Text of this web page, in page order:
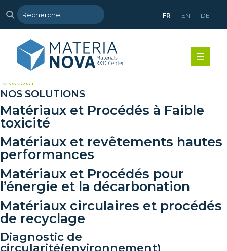
FR EN DE
Retour
NOS SOLUTIONS
Matériaux et Procédés à Faible
toxicité
Matériaux et revêtements hautes
performances
Matériaux et Procédés pour
l’énergie et la décarbonation
Matériaux circulaires et procédés
de recyclage
Diagnostic de
circularité(environnement)